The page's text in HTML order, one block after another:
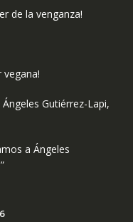
de la venganza!
vegana!
Gutiérrez-Lapi,
a Ángeles